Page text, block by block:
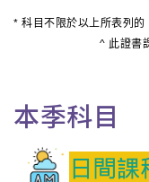
* 科目不限於以上所表列的
^ 此證書
本季科目